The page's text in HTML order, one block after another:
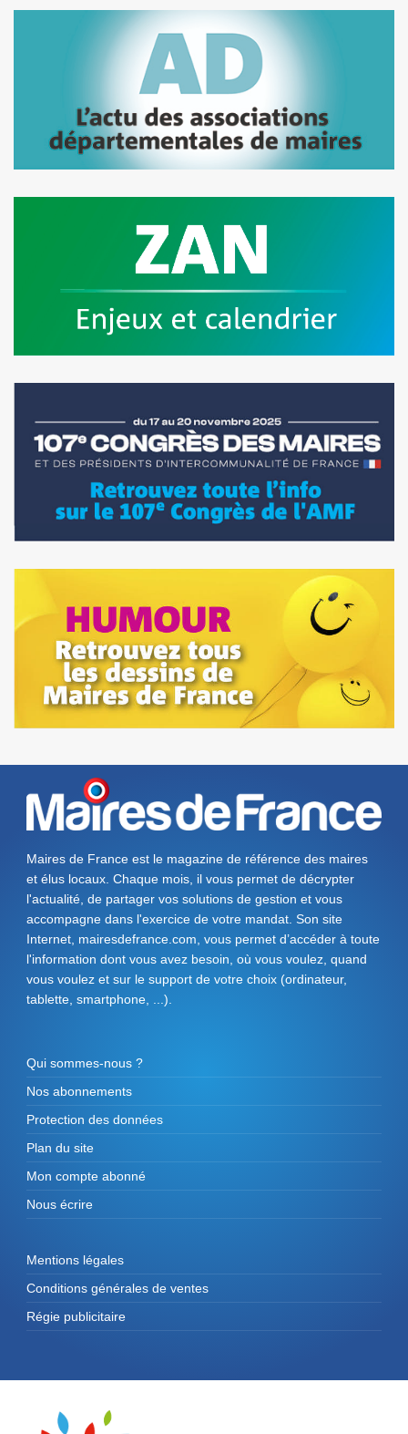
Maires de France est le magazine de référence des maires
et élus locaux. Chaque mois, il vous permet de décrypter
l'actualité, de partager vos solutions de gestion et vous
accompagne dans l'exercice de votre mandat. Son site
Internet, mairesdefrance.com, vous permet d’accéder à toute
l'information dont vous avez besoin, où vous voulez, quand
vous voulez et sur le support de votre choix (ordinateur,
tablette, smartphone, ...).
Qui sommes-nous ?
Nos abonnements
Protection des données
Plan du site
Mon compte abonné
Nous écrire
Mentions légales
Conditions générales de ventes
Régie publicitaire